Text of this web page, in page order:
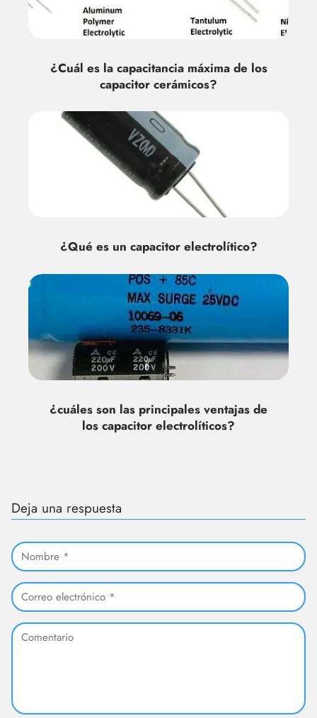
¿Cuál es la capacitancia máxima de los
capacitor cerámicos?
¿Qué es un capacitor electrolítico?
¿cuáles son las principales ventajas de
los capacitor electrolíticos?
Deja una respuesta